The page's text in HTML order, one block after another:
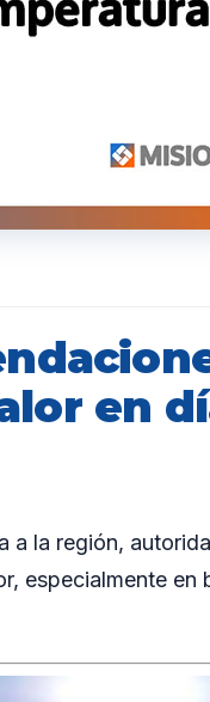
en
la región,
especialmente en